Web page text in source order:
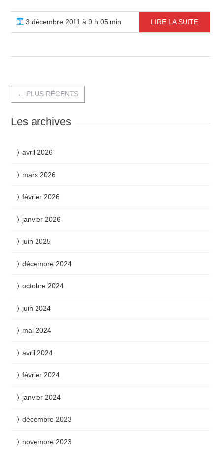
3 décembre 2011 à 9 h 05 min LIRE LA SUITE
← PLUS RÉCENTS
Les archives
avril 2026
mars 2026
février 2026
janvier 2026
juin 2025
décembre 2024
octobre 2024
juin 2024
mai 2024
avril 2024
février 2024
janvier 2024
décembre 2023
novembre 2023